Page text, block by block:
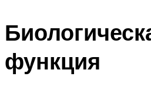
функция